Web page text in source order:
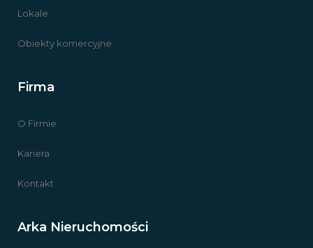
Lokale
Obiekty komercyjne
Firma
O Firmie
Kariera
Kontakt
Arka Nieruchomości